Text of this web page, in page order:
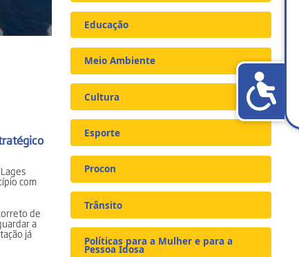
com
de
a
já
Educação
Meio Ambiente
Cultura
Esporte
Procon
Trânsito
Políticas para a Mulher e para a
Pessoa Idosa